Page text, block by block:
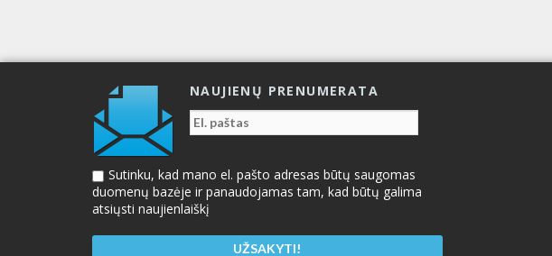
NAUJIENŲ PRENUMERATA
Sutinku, kad mano el. pašto adresas būtų saugomas
duomenų bazėje ir panaudojamas tam, kad būtų galima
atsiųsti naujienlaiškį